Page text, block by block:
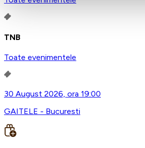
TNB
Toate evenimentele
30 August 2026, ora 19:00
GAITELE - Bucuresti